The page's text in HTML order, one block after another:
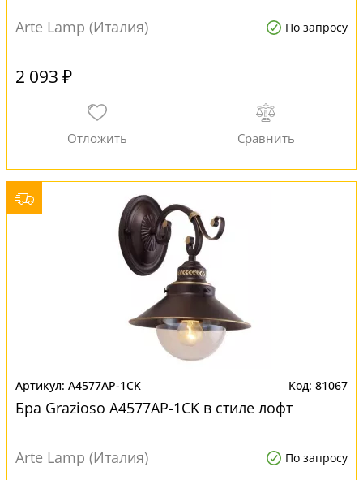
Arte Lamp (Италия) По запросу
2 093 ₽
A4577AP-1CK 81067
Бра Grazioso A4577AP-1CK в стиле лофт
Arte Lamp (Италия) По запросу